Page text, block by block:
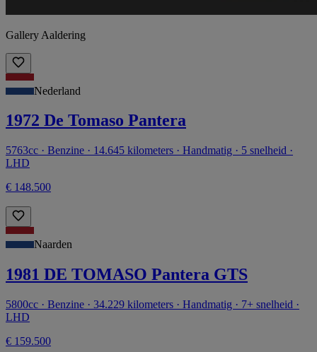
Gallery Aaldering
Nederland
1972 De Tomaso Pantera
5763cc · Benzine · 14.645 kilometers · Handmatig · 5 snelheid ·
LHD
€ 148.500
Naarden
1981 DE TOMASO Pantera GTS
5800cc · Benzine · 34.229 kilometers · Handmatig · 7+ snelheid ·
LHD
€ 159.500